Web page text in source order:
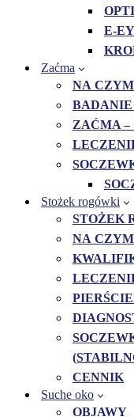
E-
Zaćma
NA
ZAĆMA –
Stożek rogówki
STOŻEK
NA
CENNIK
Suche oko
OBJAWY